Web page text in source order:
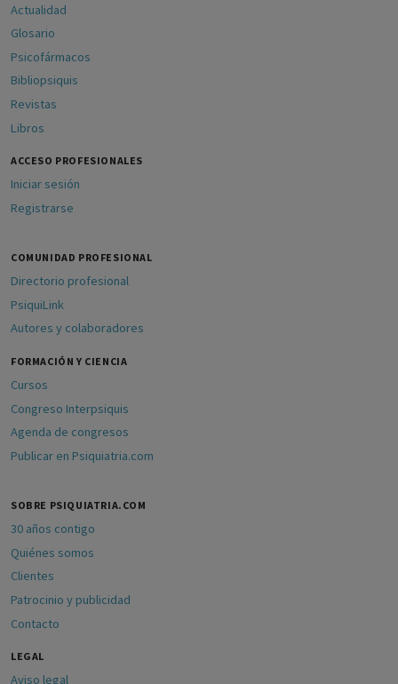
Actualidad
Glosario
Psicofármacos
Bibliopsiquis
Revistas
Libros
ACCESO PROFESIONALES
Iniciar sesión
Registrarse
COMUNIDAD PROFESIONAL
Directorio profesional
PsiquiLink
Autores y colaboradores
FORMACIÓN Y CIENCIA
Cursos
Congreso Interpsiquis
Agenda de congresos
Publicar en Psiquiatria.com
SOBRE PSIQUIATRIA.COM
30 años contigo
Quiénes somos
Clientes
Patrocinio y publicidad
Contacto
LEGAL
Aviso legal